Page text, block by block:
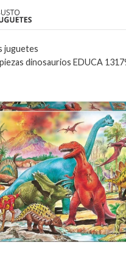
juguetes
dinosaurios EDUCA